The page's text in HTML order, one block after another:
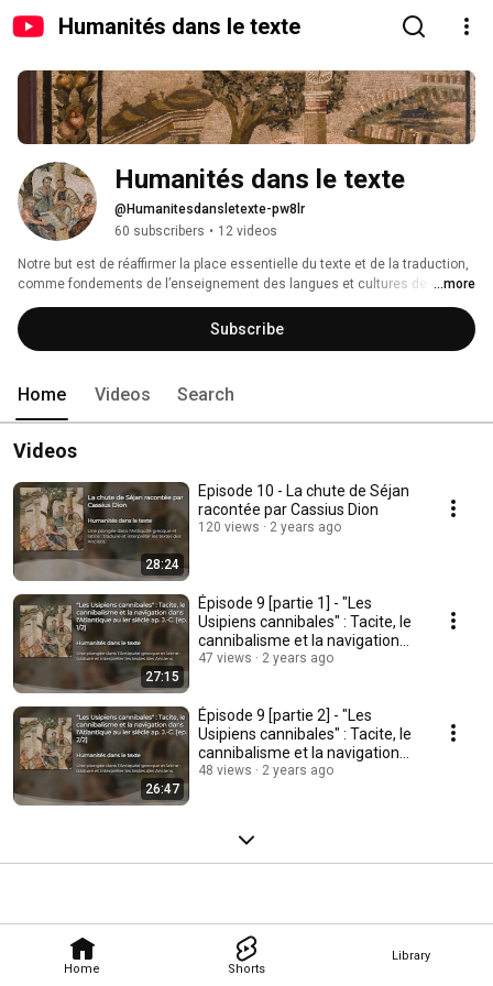
Humanités dans le texte
Home Shorts
Library
Humanités dans le texte
@Humanitesdansletexte-pw8lr
60 subscribers • 12 videos
Notre but est de réaffirmer la place essentielle du texte et de la traduction,
comme fondements de l’enseignement des langues et cultures de
l’Antiquité, et de montrer, par un dialogue avec des spécialistes d’autres
disciplines (littéraires et scientifiques), la façon dont les textes anciens
peuvent nourrir les questionnements du présent. Cette série est réalisée
...more
Subscribe
Home Videos Search
Videos
28:24
Episode 10 - La chute de Séjan
racontée par Cassius Dion
120 views 2 years ago
27:15
Épisode 9 [partie 1] - "Les
Usipiens cannibales" : Tacite, le
cannibalisme et la navigation
antique
47 views 2 years ago
26:47
Épisode 9 [partie 2] - "Les
Usipiens cannibales" : Tacite, le
cannibalisme et la navigation
antique
48 views 2 years ago